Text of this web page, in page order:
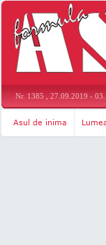
Nr. 1385 , 27.09.2019 -
Asul de inima